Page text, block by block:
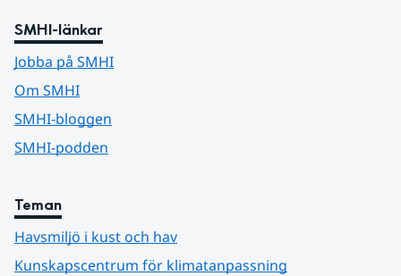
SMHI-länkar
Jobba på SMHI
Om SMHI
SMHI-bloggen
SMHI-podden
Teman
Havsmiljö i kust och hav
Kunskapscentrum för klimatanpassning